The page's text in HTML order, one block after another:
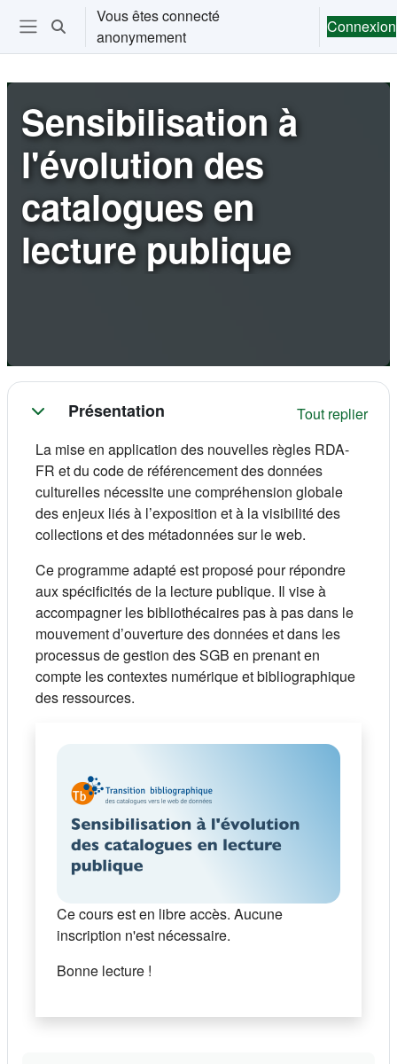
Passer au contenu principal
Ouvrir le menu de navigation
Activer/désactiver la saisie de recherche
Vous êtes connecté
anonymement
Connexion
Sensibilisation à
l'évolution des
catalogues en
lecture publique
Résumé de section
Présentation
Tout replier
La mise en application des nouvelles règles RDA-
FR et du code de référencement des données
culturelles nécessite une compréhension globale
des enjeux liés à l’exposition et à la visibilité des
collections et des métadonnées sur le web.
Ce programme adapté est proposé pour répondre
aux spécificités de la lecture publique. Il vise à
accompagner les bibliothécaires pas à pas dans le
mouvement d’ouverture des données et dans les
processus de gestion des SGB en prenant en
compte les contextes numérique et bibliographique
des ressources.
Ce cours est en libre accès. Aucune
inscription n'est nécessaire.
Bonne lecture !